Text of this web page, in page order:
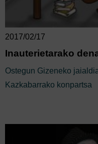
2017/02/17
Inauterietarako
Ostegun Gizeneko
Kazkabarrako konpartsa